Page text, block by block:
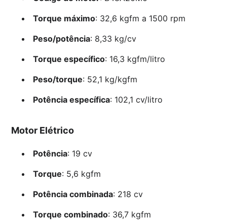
Torque máximo: 32,6 kgfm a 1500 rpm
Peso/potência: 8,33 kg/cv
Torque específico: 16,3 kgfm/litro
Peso/torque: 52,1 kg/kgfm
Potência específica: 102,1 cv/litro
Motor Elétrico
Potência: 19 cv
Torque: 5,6 kgfm
Potência combinada: 218 cv
Torque combinado: 36,7 kgfm